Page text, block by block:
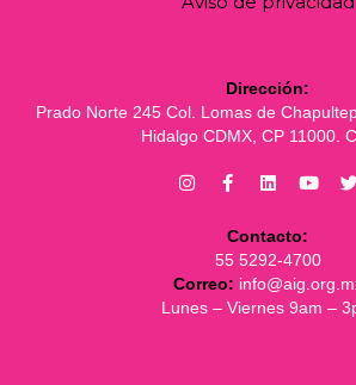
Dirección:
Prado Norte 245 Col. Lomas de
Hidalgo CDMX, CP 11000.
Contacto:
55 5292-4700
Correo:
Lunes – Viernes 9am –